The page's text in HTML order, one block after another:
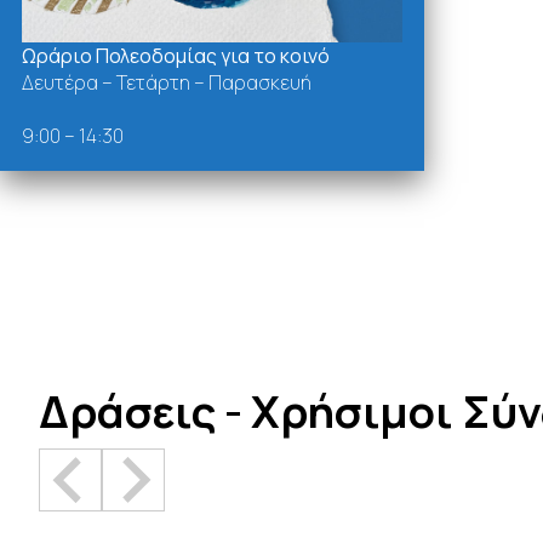
Δράσεις - Χρήσιμοι
Ωράριο Πολεοδομίας για το κοινό
Δευτέρα – Τετάρτη – Παρασκευή
9:00 – 14:30